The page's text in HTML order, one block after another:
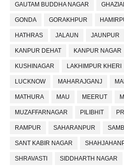
GAUTAM BUDDHA NAGAR
GONDA GORAKHPUR
HATHRAS JALAUN JAUNPUR
KANPUR DEHAT KANPUR NAGAR
KUSHINAGAR LAKHIMPUR KHERI
LUCKNOW MAHARAJGANJ
MATHURA MAU MEERUT
MUZAFFARNAGAR PILIBHIT
RAMPUR SAHARANPUR
SANT KABIR NAGAR
SHRAVASTI SIDDHARTH NAGAR